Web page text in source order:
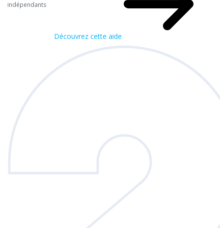
indépendants
Découvrez cette aide